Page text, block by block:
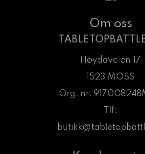
Om oss
Høydaveien 17
1523 MOSS
Org. nr.
Tlf: